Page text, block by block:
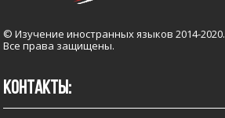
© Изучение иностранных языков 2014-2020.
Все права защищены.
КОНТАКТЫ: